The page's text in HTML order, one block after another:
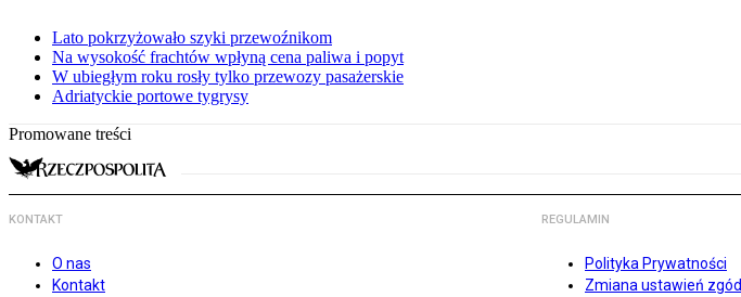
Lato pokrzyżowało szyki przewoźnikom
Na wysokość frachtów wpłyną cena paliwa i popyt
W ubiegłym roku rosły tylko przewozy pasażerskie
Adriatyckie portowe tygrysy
Promowane treści
KONTAKT
O nas
Kontakt
REGULAMIN
Polityka Prywatności
Zmiana ustawień zgód